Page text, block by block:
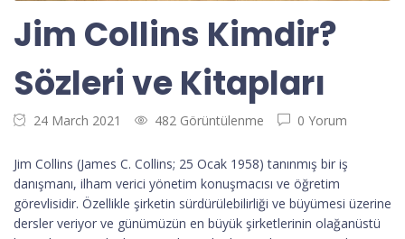
Jim Collins Kimdir?
Sözleri ve Kitapları
24 March 2021 482 Görüntülenme 0 Yorum
Jim Collins (James C. Collins; 25 Ocak 1958) tanınmış bir iş
danışmanı, ilham verici yönetim konuşmacısı ve öğretim
görevlisidir. Özellikle şirketin sürdürülebilirliği ve büyümesi üzerine
dersler veriyor ve günümüzün en büyük şirketlerinin olağanüstü